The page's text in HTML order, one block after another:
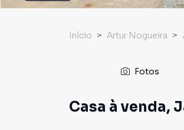
Início Artur Nogueira
Fotos
Casa à venda,